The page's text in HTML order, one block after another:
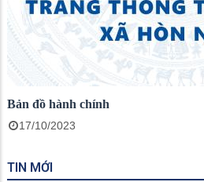
Bản đồ hành chính
17/10/2023
TIN MỚI